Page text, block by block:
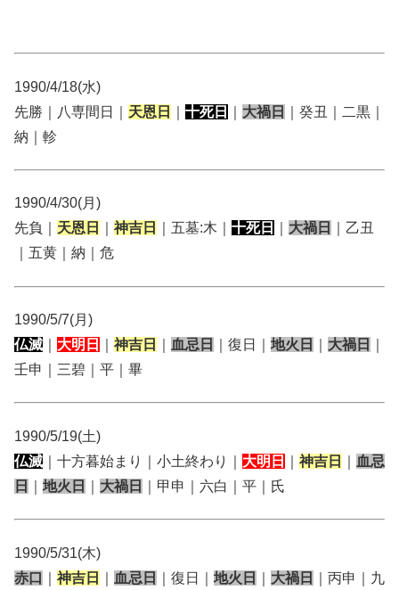
1990/4/18(水)
先勝｜八専間日｜ 天恩日 十死日 大禍日
｜癸丑｜二黒｜
納｜軫
1990/4/30(月)
先負｜ 天恩日 神吉日 ｜五墓:木｜ 十死日 大禍日
｜乙丑
｜五黄｜納｜危
1990/5/7(月)
仏滅
大明日 神吉日 血忌日 ｜復日｜ 地火日 大禍日
壬申｜三碧｜平｜畢
1990/5/19(土)
仏滅 ｜十方暮始まり｜小土終わり｜ 大明日 神吉日
血忌
日
地火日 大禍日 ｜甲申｜六白｜平｜氏
1990/5/31(木)
赤口
神吉日 血忌日 ｜復日｜ 地火日 大禍日 ｜丙申｜九